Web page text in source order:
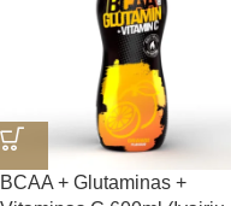
BCAA + Glutaminas +